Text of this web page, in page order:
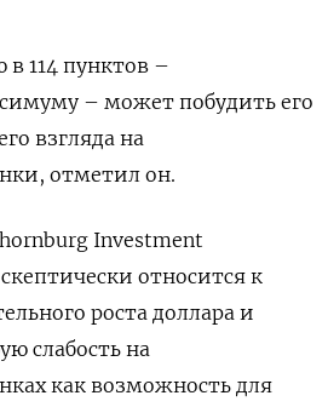
114 пунктов –
– может побудить его
взгляда на
отметил он.
Investment
относится к
роста доллара и
слабость на
как возможность для